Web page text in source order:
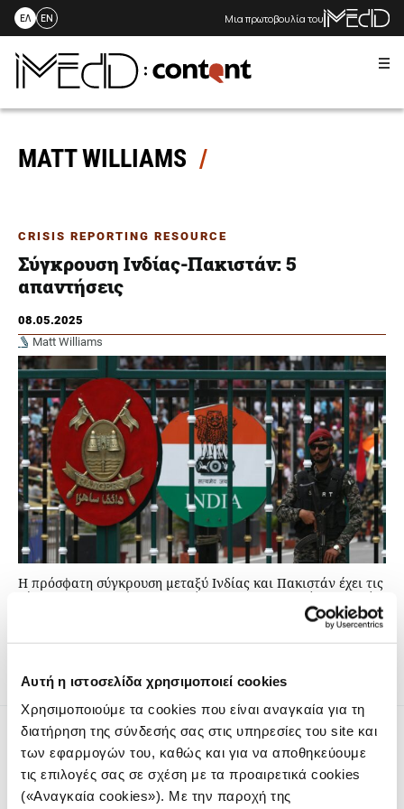
Αυτή η ιστοσελίδα χρησιμοποιεί cookies
Χρησιμοποιούμε τα cookies που είναι αναγκαία για τη
διατήρηση της σύνδεσής σας στις υπηρεσίες του site και
των εφαρμογών του, καθώς και για να αποθηκεύουμε
τις επιλογές σας σε σχέση με τα προαιρετικά cookies
(«Αναγκαία cookies»). Με την παροχή της
Skip
content
ΕΛ EN Μια πρωτοβουλία του
MATT WILLIAMS
CRISIS REPORTING RESOURCE
Σύγκρουση Ινδίας-Πακιστάν: 5
απαντήσεις
08.05.2025
Matt Williams
Η πρόσφατη σύγκρουση μεταξύ Ινδίας και Πακιστάν έχει τις
ρίζες της στις εντάσεις στα σύνορα, την πολιτική ρητορική,
τις επιθέσεις μαχητών και τα αντικρουόμενα εθνικά